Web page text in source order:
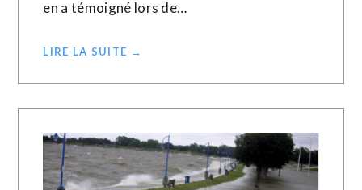
en a témoigné lors de…
LIRE LA SUITE →